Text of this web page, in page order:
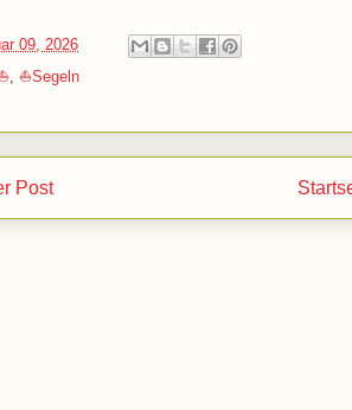
09, 2026
⛵Segeln
Post